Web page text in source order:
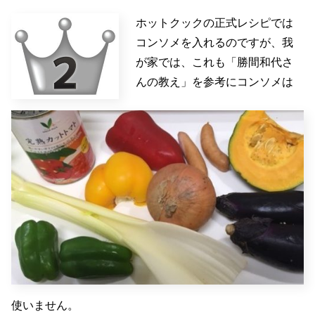
ホットクックの正式レシピでは
コンソメを入れるのですが、我
が家では、これも「勝間和代さ
んの教え」を参考にコンソメは
使いません。